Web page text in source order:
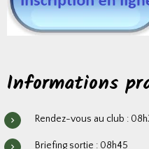
Informations
Rendez-vous au club :
Briefing sortie : 08h45